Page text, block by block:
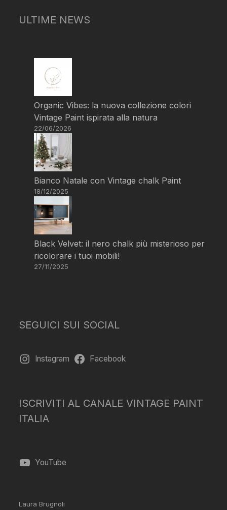
ULTIME NEWS
Organic Vibes: la nuova collezione colori
Vintage Paint ispirata alla natura
22/06/2026
Bianco Natale con Vintage chalk Paint
18/12/2025
Black Velvet: il nero chalk più misterioso per
ricolorare i tuoi mobili!
27/11/2025
SEGUICI SUI SOCIAL
Instagram Facebook
ISCRIVITI AL CANALE VINTAGE PAINT
ITALIA
YouTube
Laura Brugnoli